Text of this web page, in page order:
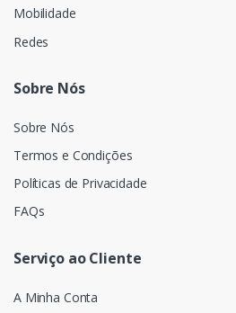
Mobilidade
Redes
Sobre Nós
Sobre Nós
Termos e Condições
Políticas de Privacidade
FAQs
Serviço ao Cliente
A Minha Conta